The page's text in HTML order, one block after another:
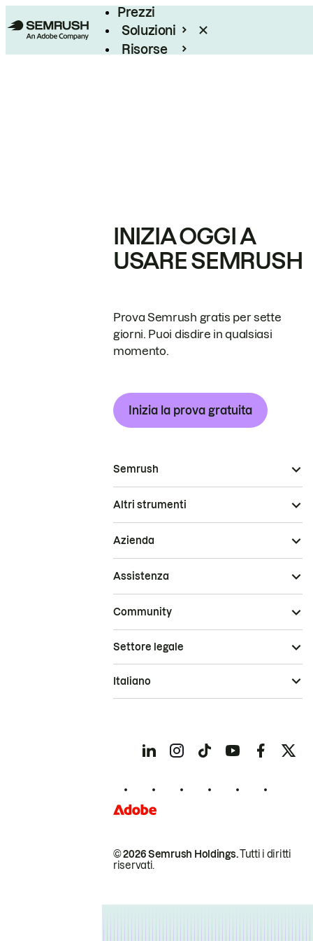
Prezzi
Soluzioni
Risorse
INIZIA OGGI A
USARE SEMRUSH
Prova Semrush gratis per sette
giorni. Puoi disdire in qualsiasi
momento.
Inizia la prova gratuita
Semrush
Altri strumenti
Azienda
Assistenza
Community
© 2026 Semrush Holdings.Tutti i diritti
riservati.
Settore legale
Italiano